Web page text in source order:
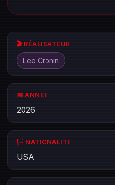
🎬 RÉALISATEUR
Lee Cronin
📅 ANNÉE
2026
🏳️ NATIONALITÉ
USA